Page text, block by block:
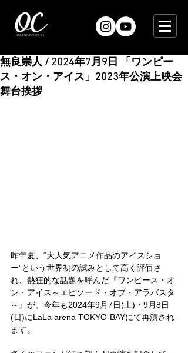
無良崇人 / 2024年7月9日 「ワンピー
ス・オン・アイス」2023年公演上映会
舞台挨拶
昨年夏、“大人気アニメ作品のアイスショ
ー”という世界初の試みとして高く評価さ
れ、熱狂的な話題を呼んだ『ワンピース・オ
ン・アイス～エピソード・オブ・アラバスタ
～』が、今年も2024年9月7日(土)・9月8日
(日)にLaLa arena TOKYO-BAYにて再演され
ます。